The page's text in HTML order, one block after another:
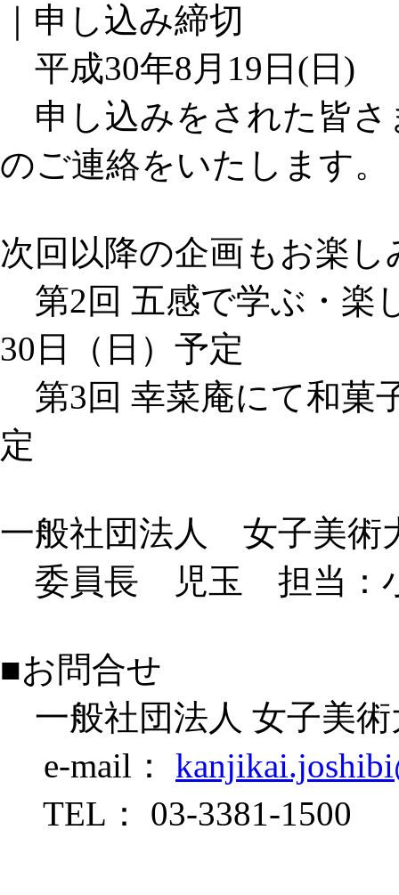
｜申し込み締切
平成30年8月19日(日)
申し込みをされた皆さ
のご連絡をいたします。
次回以降の企画もお楽し
第2回 五感で学ぶ・楽
30日（日）予定
第3回 幸菜庵にて和菓
定
一般社団法人 女子美術
委員長 児玉 担当：
■お問合せ
一般社団法人 女子美術
e-mail：
TEL： 03-3381-1500